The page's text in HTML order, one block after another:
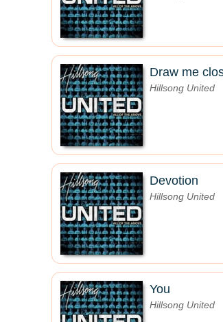
Draw me
Hillsong United
Devotion
Hillsong United
You
Hillsong United